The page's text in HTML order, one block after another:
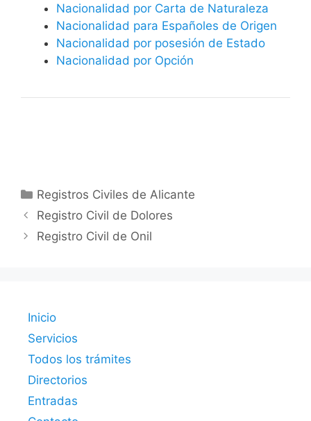
Nacionalidad por Carta de Naturaleza
Nacionalidad para Españoles de Origen
Nacionalidad por posesión de Estado
Nacionalidad por Opción
Categorías
Registros Civiles de Alicante
Registro Civil de Dolores
Registro Civil de Onil
Inicio
Servicios
Todos los trámites
Directorios
Entradas